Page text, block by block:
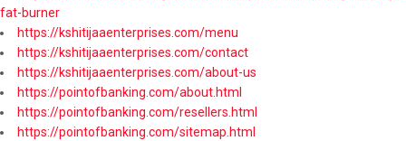
fat-burner
https://kshitijaaenterprises.com/menu
https://kshitijaaenterprises.com/contact
https://kshitijaaenterprises.com/about-us
https://pointofbanking.com/about.html
https://pointofbanking.com/resellers.html
https://pointofbanking.com/sitemap.html